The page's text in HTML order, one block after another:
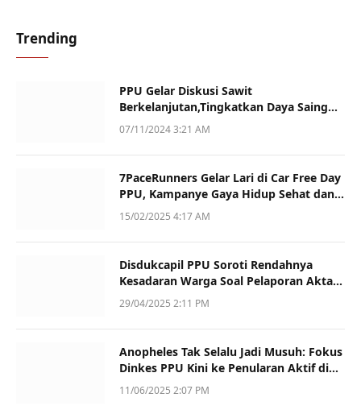
Trending
PPU Gelar Diskusi Sawit
Berkelanjutan,Tingkatkan Daya Saing
dan Kualitas
07/11/2024 3:21 AM
7PaceRunners Gelar Lari di Car Free Day
PPU, Kampanye Gaya Hidup Sehat dan
Dukung UMKM
15/02/2025 4:17 AM
Disdukcapil PPU Soroti Rendahnya
Kesadaran Warga Soal Pelaporan Akta
Kematian
29/04/2025 2:11 PM
Anopheles Tak Selalu Jadi Musuh: Fokus
Dinkes PPU Kini ke Penularan Aktif di
Sotek
11/06/2025 2:07 PM